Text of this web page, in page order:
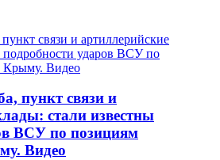
пункт связи и
стали известны
ВСУ по позициям
Видео